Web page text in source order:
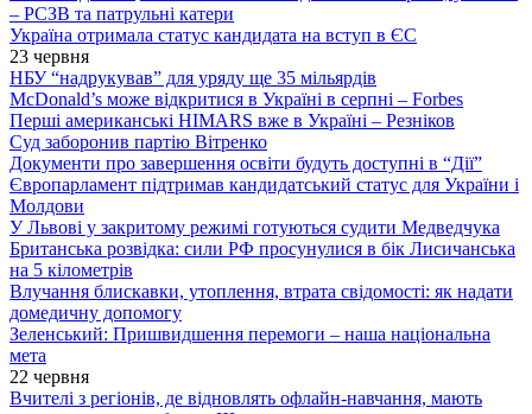
– РСЗВ та патрульні катери
Україна отримала статус кандидата на вступ в ЄС
23 червня
НБУ “надрукував” для уряду ще 35 мільярдів
McDonald’s може відкритися в Україні в серпні – Forbes
Перші американські HIMARS вже в Україні – Резніков
Суд заборонив партію Вітренко
Документи про завершення освіти будуть доступні в “Дії”
Європарламент підтримав кандидатський статус для України і
Молдови
У Львові у закритому режимі готуються судити Медведчука
Британська розвідка: сили РФ просунулися в бік Лисичанська
на 5 кілометрів
Влучання блискавки, утоплення, втрата свідомості: як надати
домедичну допомогу
Зеленський: Пришвидшення перемоги – наша національна
мета
22 червня
Вчителі з регіонів, де відновлять офлайн-навчання, мають